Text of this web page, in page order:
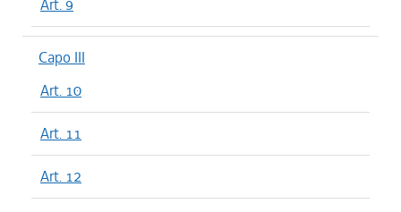
Art. 9
Capo III
Art. 10
Art. 11
Art. 12